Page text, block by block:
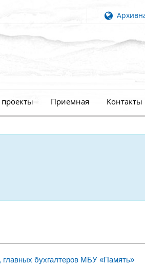
Приемная Контакты
главных бухгалтеров МБУ «Память»